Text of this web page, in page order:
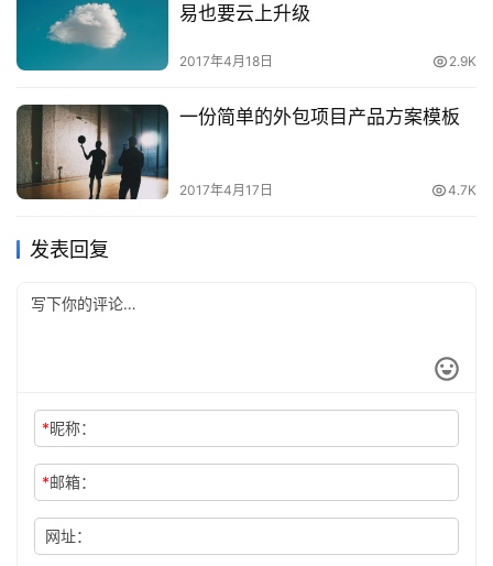
易也要云上升级
2017年4月18日 2.9K
一份简单的外包项目产品方案模板
2017年4月17日 4.7K
发表回复
*昵称：
*邮箱：
网址：